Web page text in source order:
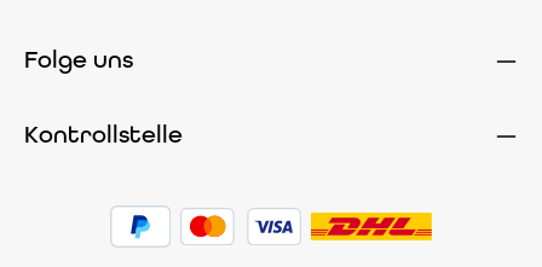
Folge uns
Kontrollstelle